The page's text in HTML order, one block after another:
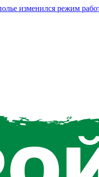
изменился режим работы.